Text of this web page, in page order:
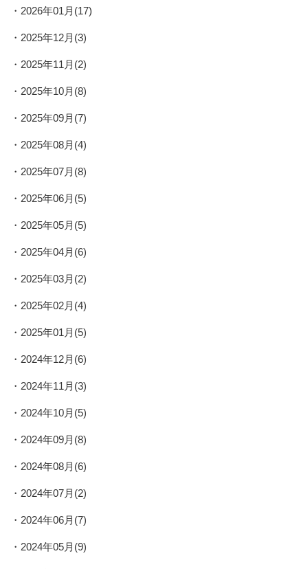
2026年01月(17)
2025年12月(3)
2025年11月(2)
2025年10月(8)
2025年09月(7)
2025年08月(4)
2025年07月(8)
2025年06月(5)
2025年05月(5)
2025年04月(6)
2025年03月(2)
2025年02月(4)
2025年01月(5)
2024年12月(6)
2024年11月(3)
2024年10月(5)
2024年09月(8)
2024年08月(6)
2024年07月(2)
2024年06月(7)
2024年05月(9)